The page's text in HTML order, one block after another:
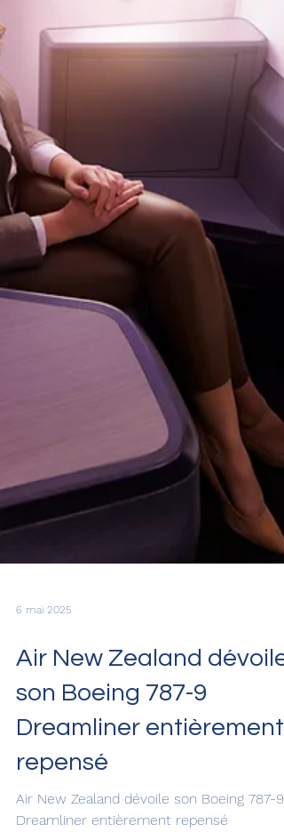
6 mai 2025
Air New Zealand dévoile
son Boeing 787-9
Dreamliner entièrement
repensé